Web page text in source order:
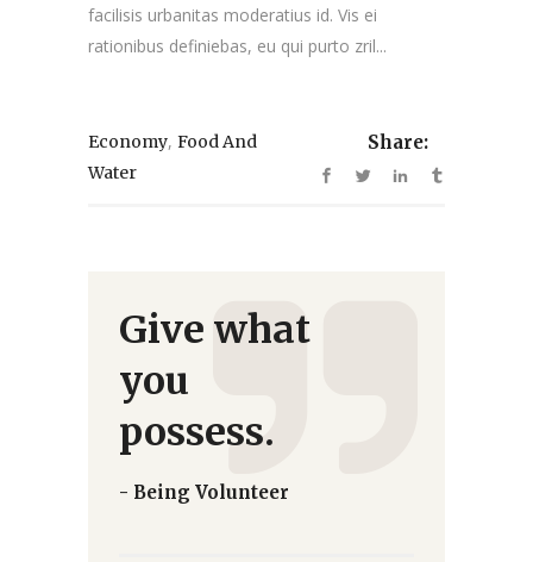
facilisis urbanitas moderatius id. Vis ei
rationibus definiebas, eu qui purto zril...
Economy, Food And
Water
Share:
Give what
you
possess.
- Being Volunteer